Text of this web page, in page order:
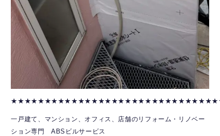
一戸建て、マンション、オフィス、店舗のリフォーム・リノベー
ション専門 ABSビルサービス